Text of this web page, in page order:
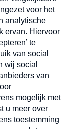
Verzend